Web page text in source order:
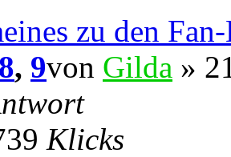
zu den
8, 9von Gilda »
Klicks